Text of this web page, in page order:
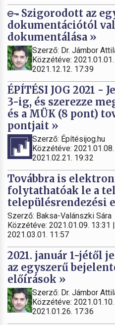
Szigorodott az
dokumentációtól
dokumentálása »
Szerző: Dr. Jámbor
Közzétéve:
2021.12.12. 17:39
ÉPÍTÉSI JOG 2021 -
3-ig, és szerezze
és a MÜK (8 pont)
pontjait »
Szerző: Építésijog.hu
Közzétéve:
2021.02.21. 19:32
Továbbra is
folytathatóak le a
településrendezési
Szerző: Baksa-Valánszki Sára
Közzétéve: 2021.01.09.
2021.03.01. 11:57
2021. január 1-jétől
az egyszerű
előírások »
Szerző: Dr. Jámbor
Közzétéve:
2021.01.26. 17:36